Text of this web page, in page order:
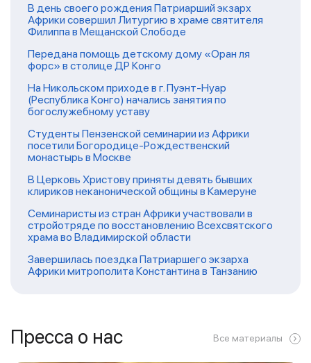
В день своего рождения Патриарший экзарх
Африки совершил Литургию в храме святителя
Филиппа в Мещанской Слободе
Передана помощь детскому дому «Оран ля
форс» в столице ДР Конго
На Никольском приходе в г. Пуэнт-Нуар
(Республика Конго) начались занятия по
богослужебному уставу
Студенты Пензенской семинарии из Африки
посетили Богородице-Рождественский
монастырь в Москве
В Церковь Христову приняты девять бывших
клириков неканонической общины в Камеруне
Семинаристы из стран Африки участвовали в
стройотряде по восстановлению Всехсвятского
храма во Владимирской области
Завершилась поездка Патриаршего экзарха
Африки митрополита Константина в Танзанию
Пресса о нас Все материалы